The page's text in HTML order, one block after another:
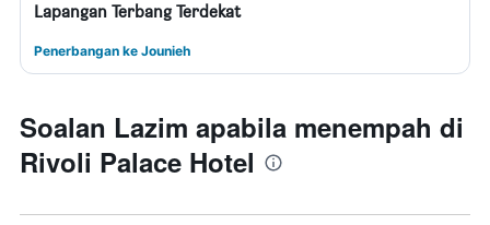
Lapangan Terbang Terdekat
Penerbangan ke Jounieh
Soalan Lazim apabila menempah di
Rivoli Palace Hotel